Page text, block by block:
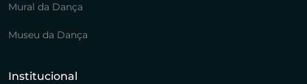
Mural da Dança
Museu da Dança
Institucional